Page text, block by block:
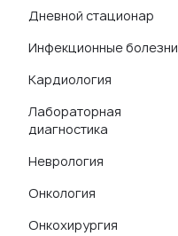
Дневной стационар
Инфекционные болезни
Кардиология
Лабораторная
диагностика
Неврология
Онкология
Онкохирургия